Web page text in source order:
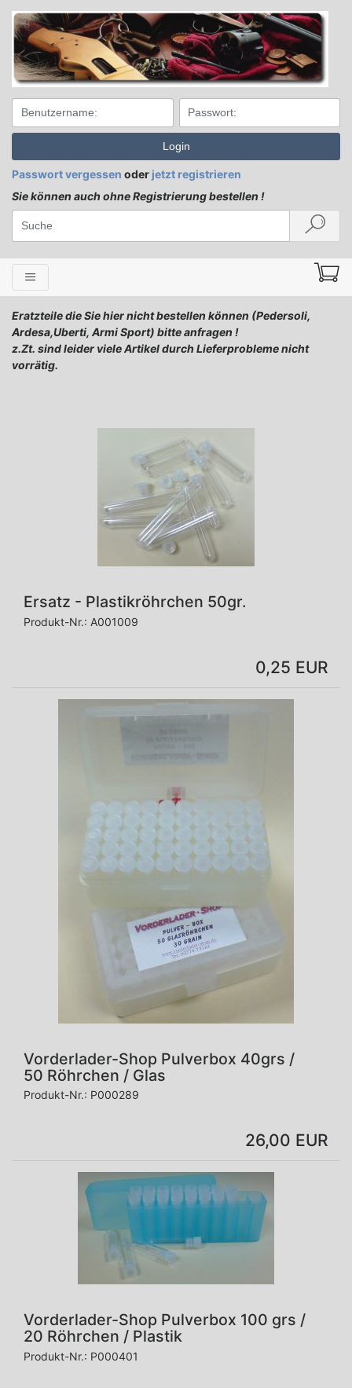
Login
Passwort vergessen oder jetzt registrieren
Sie können auch ohne Registrierung bestellen !
Eratzteile die Sie hier nicht bestellen können (Pedersoli,
Ardesa,Uberti, Armi Sport) bitte anfragen !
z.Zt. sind leider viele Artikel durch Lieferprobleme nicht
vorrätig.
Ersatz - Plastikröhrchen 50gr.
Produkt-Nr.: A001009
0,25 EUR
Vorderlader-Shop Pulverbox 40grs /
50 Röhrchen / Glas
Produkt-Nr.: P000289
26,00 EUR
Vorderlader-Shop Pulverbox 100 grs /
20 Röhrchen / Plastik
Produkt-Nr.: P000401